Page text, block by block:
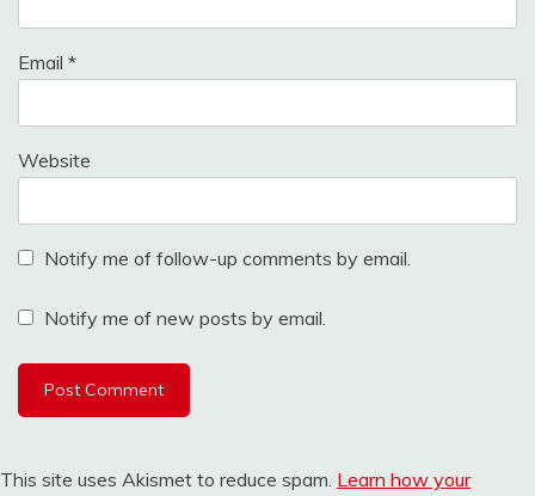
Email *
Website
Notify me of follow-up comments by email.
Notify me of new posts by email.
This site uses Akismet to reduce spam. Learn how your